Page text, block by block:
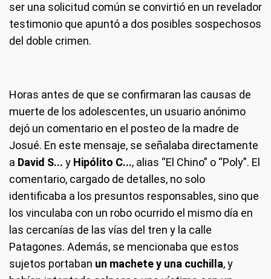
ser una solicitud común se convirtió en un revelador
testimonio que apuntó a dos posibles sospechosos
del doble crimen.
Horas antes de que se confirmaran las causas de
muerte de los adolescentes, un usuario anónimo
dejó un comentario en el posteo de la madre de
Josué. En este mensaje, se señalaba directamente
a David S... y Hipólito C..., alias “El Chino” o “Poly”. El
comentario, cargado de detalles, no solo
identificaba a los presuntos responsables, sino que
los vinculaba con un robo ocurrido el mismo día en
las cercanías de las vías del tren y la calle
Patagones. Además, se mencionaba que estos
sujetos portaban un machete y una cuchilla, y